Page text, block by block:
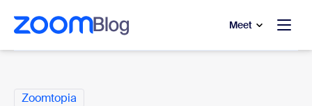
principal
chat de ajuda
Meet
Zoomtopia